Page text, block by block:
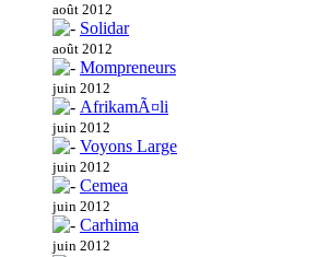
août 2012
Solidar
août 2012
Mompreneurs
juin 2012
AfrikamÃ¤li
juin 2012
Voyons Large
juin 2012
Cemea
juin 2012
Carhima
juin 2012